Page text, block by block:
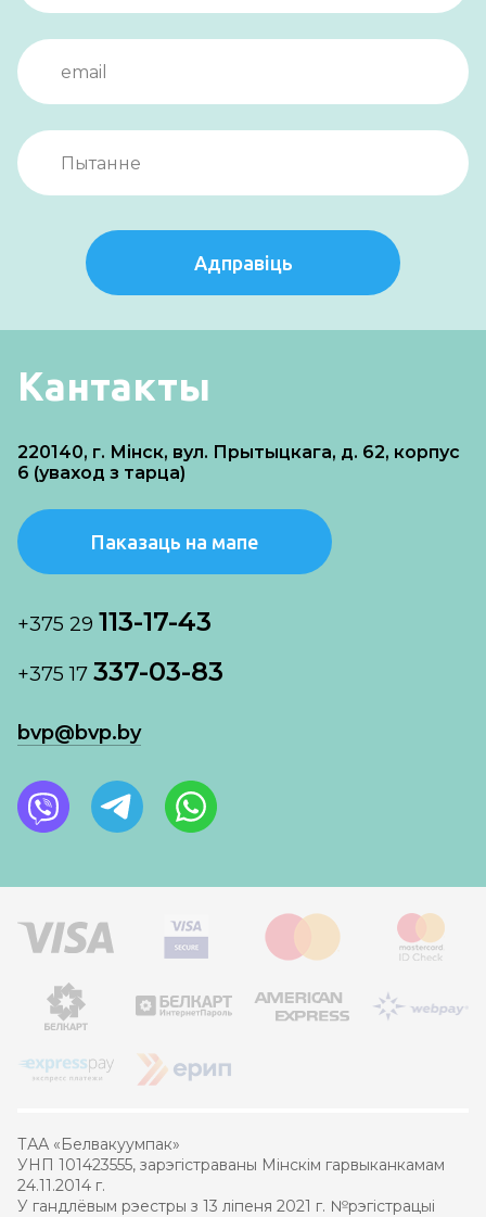
Адправіць
Кантакты
220140, г. Мінск, вул. Прытыцкага, д. 62, корпус
6 (уваход з тарца)
Паказаць на мапе
+375 29 113-17-43
+375 17 337-03-83
bvp@bvp.by
ТАА «Белвакуумпак»
УНП 101423555, зарэгістраваны Мінскім гарвыканкамам
24.11.2014 г.
У гандлёвым рэестры з 13 ліпеня 2021 г. №рэгістрацыі